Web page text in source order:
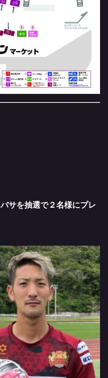
サを抽選で２名様にプレ